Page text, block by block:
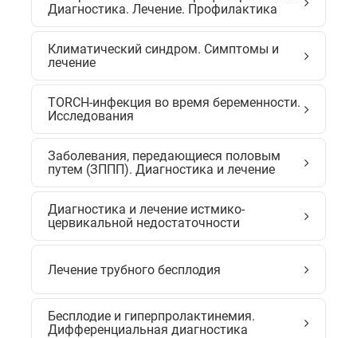
Диагностика. Лечение. Профилактика
Климатический синдром. Симптомы и
лечение
TORCH-инфекция во время беременности.
Исследования
Заболевания, передающиеся половым
путем (ЗППП). Диагностика и лечение
Диагностика и лечение истмико-
цервикальной недостаточности
Лечение трубного бесплодия
Бесплодие и гиперпролактинемия.
Дифференциальная диагностика